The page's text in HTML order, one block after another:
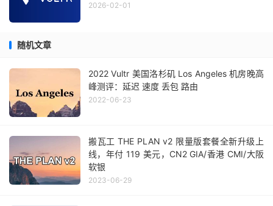
洛
阳
电
京
市
电
信
5 3
南
2026-02-01
随机文章
2022 Vultr 美国洛杉矶 Los Angeles 机房晚高
峰测评：延迟 速度 丢包 路由
2022-06-23
搬瓦工 THE PLAN v2 限量版套餐全新升级上
线，年付 119 美元，CN2 GIA/香港 CMI/大阪
软银
2023-06-29